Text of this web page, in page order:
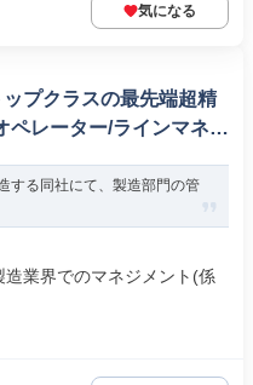
気になる
プクラスの最先端超精
ペレーター/ラインマネー
する同社にて、製造部門の管
業界でのマネジメント(係